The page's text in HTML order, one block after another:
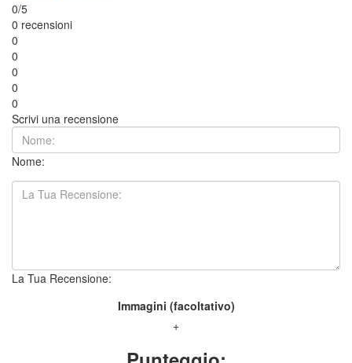
0/5
0 recensioni
0
0
0
0
0
Scrivi una recensione
Nome:
La Tua Recensione:
Immagini (facoltativo)
+